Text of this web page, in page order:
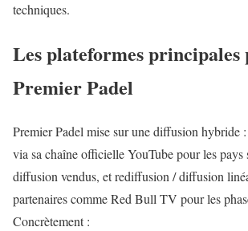
techniques.
Les plateformes
Premier Padel
Premier Padel mise sur une diffusion hybride
via sa chaîne officielle YouTube pour les pays
diffusion vendus, et rediffusion / diffusion
partenaires comme Red Bull TV pour les
Concrètement :